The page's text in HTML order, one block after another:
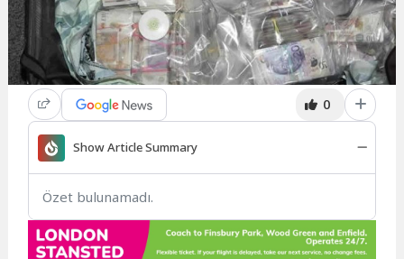
0
Show Article Summary
Özet bulunamadı.